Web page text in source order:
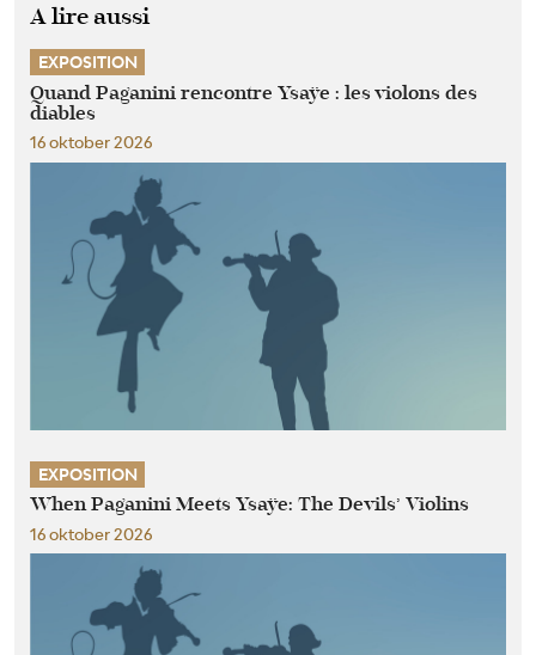
A lire aussi
EXPOSITION
Quand Paganini rencontre Ysaÿe : les violons des
diables
16 oktober 2026
EXPOSITION
When Paganini Meets Ysaÿe: The Devils’ Violins
16 oktober 2026